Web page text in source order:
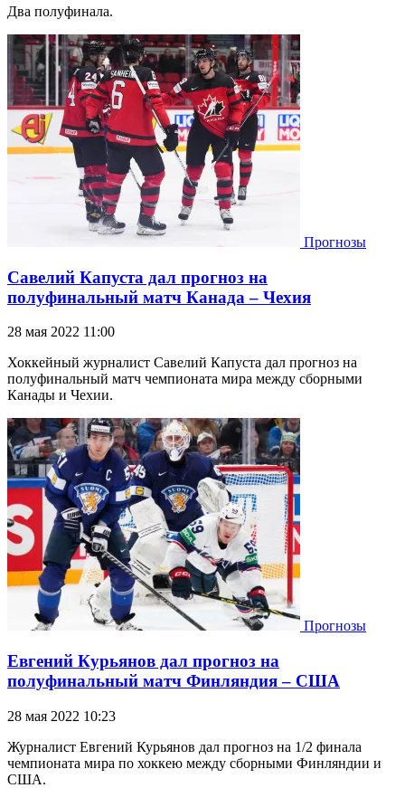
Два полуфинала.
Прогнозы
Савелий Капуста дал прогноз на
полуфинальный матч Канада – Чехия
28 мая 2022 11:00
Хоккейный журналист Савелий Капуста дал прогноз на
полуфинальный матч чемпионата мира между сборными
Канады и Чехии.
Прогнозы
Евгений Курьянов дал прогноз на
полуфинальный матч Финляндия – США
28 мая 2022 10:23
Журналист Евгений Курьянов дал прогноз на 1/2 финала
чемпионата мира по хоккею между сборными Финляндии и
США.